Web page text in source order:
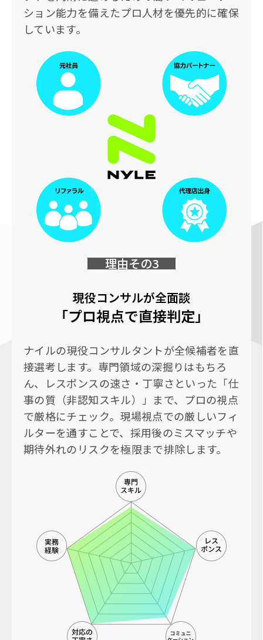
ション能力を備えたプロ人材を優先的に確保
しています。
理由その3
現役コンサルが全面談
「プロ視点で直接判定」
ナイルの現役コンサルタントが全候補者を直
接選考します。専門領域の深掘りはもちろ
ん、レスポンスの速さ・丁寧さといった「仕
事の質（非認知スキル）」まで、プロの視点
で厳格にチェック。現場視点での厳しいフィ
ルターを通すことで、採用後のミスマッチや
期待外れのリスクを極限まで排除します。